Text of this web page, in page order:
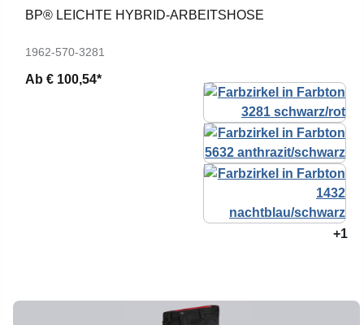
BP® LEICHTE HYBRID-ARBEITSHOSE
1962-570-3281
Ab € 100,54*
+1